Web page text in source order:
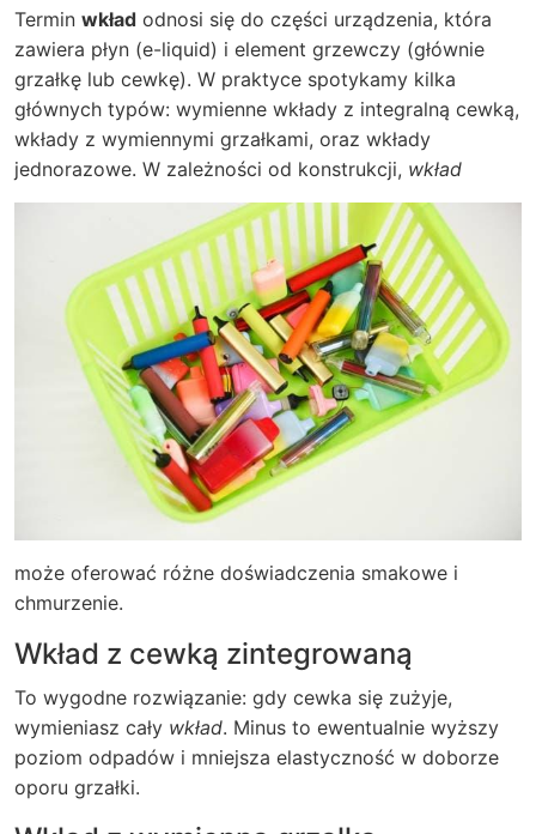
Termin wkład odnosi się do części urządzenia, która
zawiera płyn (e-liquid) i element grzewczy (głównie
grzałkę lub cewkę). W praktyce spotykamy kilka
głównych typów: wymienne wkłady z integralną cewką,
wkłady z wymiennymi grzałkami, oraz wkłady
jednorazowe. W zależności od konstrukcji, wkład
może oferować różne doświadczenia smakowe i
chmurzenie.
Wkład z cewką zintegrowaną
To wygodne rozwiązanie: gdy cewka się zużyje,
wymieniasz cały wkład. Minus to ewentualnie wyższy
poziom odpadów i mniejsza elastyczność w doborze
oporu grzałki.